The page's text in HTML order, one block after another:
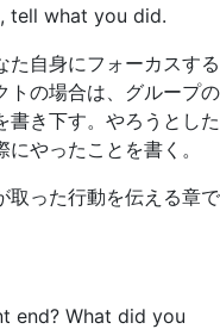
tell what you did.
た自身にフォーカスする
トの場合は、グループの
書き下す。やろうとした
やったことを書く。
取った行動を伝える章で
end? What did you